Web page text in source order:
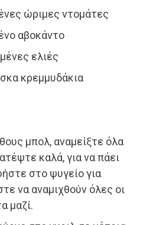
ώριμες ντομάτες
αβοκάντο
ελιές
κρεμμυδάκια
μπολ, αναμείξτε όλα
καλά, για να πάει
στο ψυγείο για
να αναμιχθούν όλες οι
μαζί.